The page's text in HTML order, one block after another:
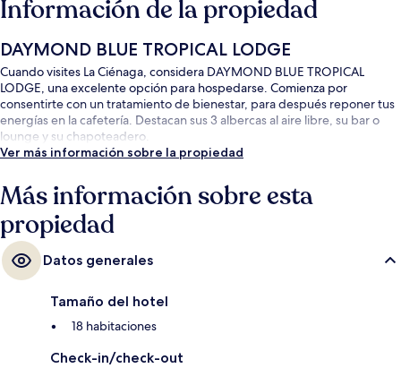
Información de la propiedad
DAYMOND BLUE TROPICAL LODGE
Cuando visites La Ciénaga, considera DAYMOND BLUE TROPICAL
LODGE, una excelente opción para hospedarse. Comienza por
consentirte con un tratamiento de bienestar, para después reponer tus
energías en la cafetería. Destacan sus 3 albercas al aire libre, su bar o
lounge y su chapoteadero.
Ver más información sobre la propiedad
Más información sobre esta
propiedad
Datos generales
Tamaño del hotel
18 habitaciones
Check-in/check-out